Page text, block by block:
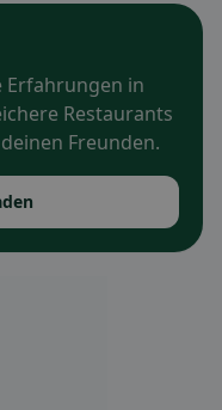
Erfahrungen in
Restaurants
Freunden.